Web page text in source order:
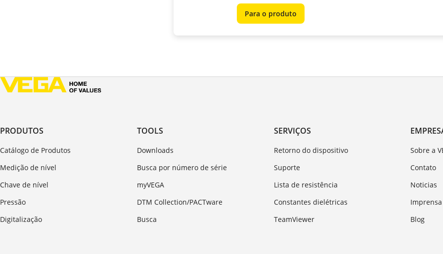
Para o produto
PRODUTOS
Catálogo de Produtos
Medição de nível
Chave de nível
Pressão
Digitalização
TOOLS
Downloads
Busca por número de série
myVEGA
DTM Collection/PACTware
Busca
SERVIÇOS
Retorno do dispositivo
Suporte
Lista de resistência
Constantes dielétricas
TeamViewer
Sobre a
Contato
Noticias
Imprensa
Blog